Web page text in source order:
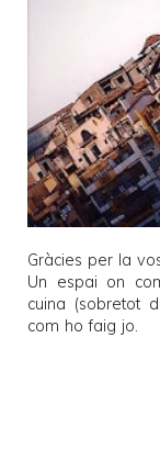
Gràcies per la
Un espai on
cuina (sobretot
com ho faig jo.